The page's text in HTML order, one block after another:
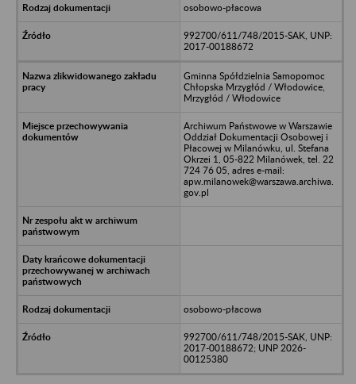
osobowo-płacowa
992700/611/748/2015-SAK, UNP:
2017-00188672
Gminna Spółdzielnia Samopomoc
Chłopska Mrzygłód / Włodowice,
Mrzygłód / Włodowice
Archiwum Państwowe w Warszawie
Oddział Dokumentacji Osobowej i
Płacowej w Milanówku, ul. Stefana
Okrzei 1, 05-822 Milanówek, tel. 22
724 76 05, adres e-mail:
apw.milanowek@warszawa.archiwa.
gov.pl
osobowo-płacowa
992700/611/748/2015-SAK, UNP:
2017-00188672; UNP 2026-
00125380